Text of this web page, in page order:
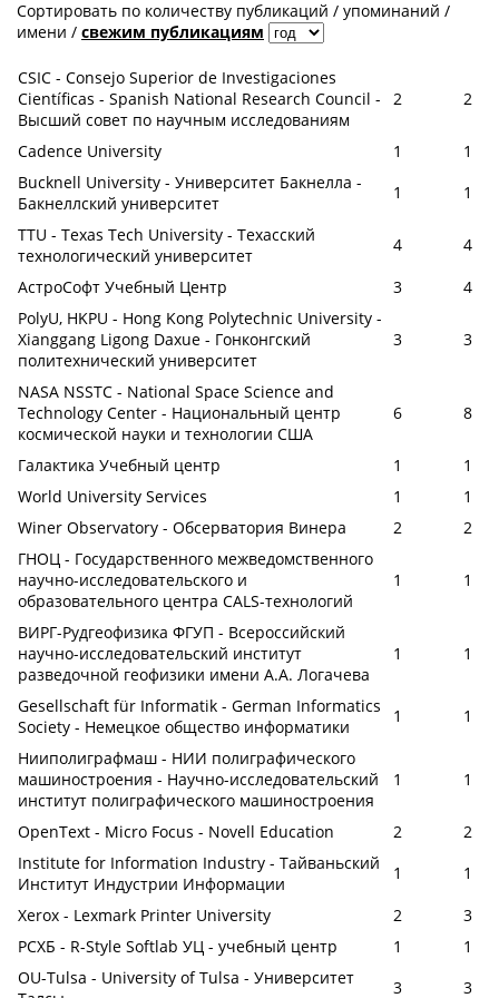
Сортировать по количеству публикаций / упоминаний /
имени / свежим публикациям
CSIC - Consejo Superior de Investigaciones
Científicas - Spanish National Research Council -
Высший совет по научным исследованиям
2 2
Cadence University 1
1
Bucknell University - Университет Бакнелла -
Бакнеллский университет
1
1
TTU - Texas Tech University - Техасский
технологический университет
4
4
АстроСофт Учебный Центр
3
4
PolyU, HKPU - Hong Kong Polytechnic University -
Xianggang Ligong Daxue - Гонконгский
политехнический университет
3 3
NASA NSSTC - National Space Science and
Technology Center - Национальный центр
космической науки и технологии США
6 8
Галактика Учебный центр 1
1
World University Services
1
1
Winer Observatory - Обсерватория Винера
2
2
ГНОЦ - Государственного межведомственного
научно-исследовательского и
образовательного центра CALS-технологий
1 1
ВИРГ-Рудгеофизика ФГУП - Всероссийский
научно-исследовательский институт
разведочной геофизики имени А.А. Логачева
1 1
Gesellschaft für Informatik - German Informatics
Society - Немецкое общество информатики
1
1
Нииполиграфмаш - НИИ полиграфического
машиностроения - Научно-исследовательский
институт полиграфического машиностроения
1 1
OpenText - Micro Focus - Novell Education 2
2
Institute for Information Industry - Тайваньский
Институт Индустрии Информации
1
1
Xerox - Lexmark Printer University
2
3
РСХБ - R-Style Softlab УЦ - учебный центр
1
1
OU-Tulsa - University of Tulsa - Университет
3 3